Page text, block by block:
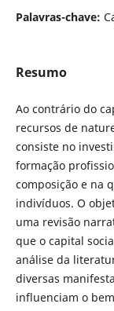
Palavras-chave:
Resumo
Ao contrário do
recursos de
consiste no
formação
composição e na
indivíduos. O
uma revisão
que o capital
análise da
diversas
influenciam o